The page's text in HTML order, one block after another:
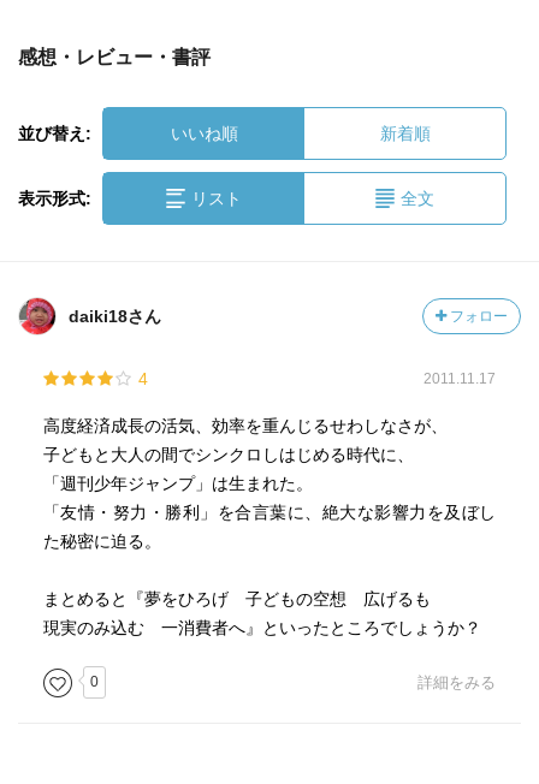
感想・レビュー・書評
並び替え: いいね順 新着順
表示形式: リスト 全文
daiki18さん フォロー
4 2011.11.17
高度経済成長の活気、効率を重んじるせわしなさが、
子どもと大人の間でシンクロしはじめる時代に、
「週刊少年ジャンプ」は生まれた。
「友情・努力・勝利」を合言葉に、絶大な影響力を及ぼし
た秘密に迫る。
まとめると『夢をひろげ 子どもの空想 広げるも
現実のみ込む 一消費者へ』といったところでしょうか？
0 詳細をみる